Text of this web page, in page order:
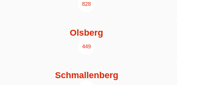
828
Olsberg
449
Schmallenberg